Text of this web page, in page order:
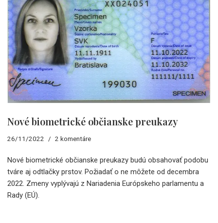
Nové biometrické občianske preukazy
26/11/2022 2 komentáre
Nové biometrické občianske preukazy budú obsahovať podobu
tváre aj odtlačky prstov. Požiadať o ne môžete od decembra
2022. Zmeny vyplývajú z Nariadenia Európskeho parlamentu a
Rady (EÚ).